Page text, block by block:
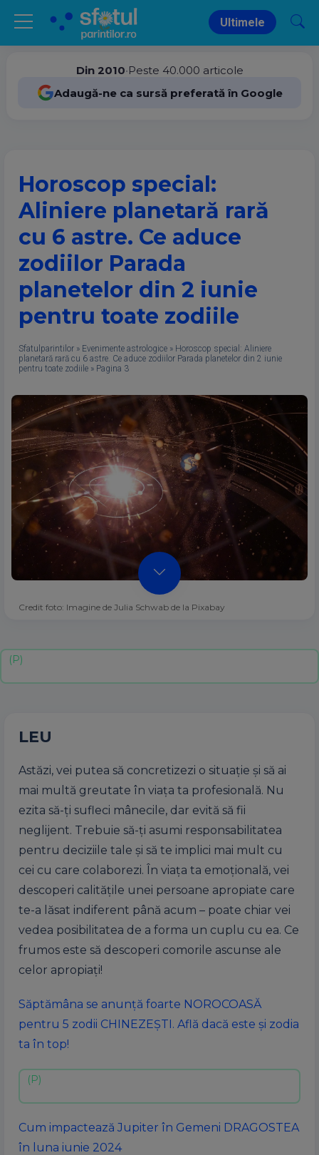
Ultimele
Din 2010•Peste 40.000 articole
Adaugă-ne ca sursă preferată în Google
Horoscop special:
Aliniere planetară rară
cu 6 astre. Ce aduce
zodiilor Parada
planetelor din 2 iunie
pentru toate zodiile
Sfatulparintilor » Evenimente astrologice » Horoscop special: Aliniere
planetară rară cu 6 astre. Ce aduce zodiilor Parada planetelor din 2 iunie
pentru toate zodiile » Pagina 3
Credit foto: Imagine de Julia Schwab de la Pixabay
LEU
Astăzi, vei putea să concretizezi o situație și să ai
mai multă greutate în viața ta profesională. Nu
ezita să-ți sufleci mânecile, dar evită să fii
neglijent. Trebuie să-ți asumi responsabilitatea
pentru deciziile tale și să te implici mai mult cu
cei cu care colaborezi. În viața ta emoțională, vei
descoperi calitățile unei persoane apropiate care
te-a lăsat indiferent până acum – poate chiar vei
vedea posibilitatea de a forma un cuplu cu ea. Ce
frumos este să descoperi comorile ascunse ale
celor apropiați!
Săptămâna se anunță foarte NOROCOASĂ
pentru 5 zodii CHINEZEȘTI. Află dacă este și zodia
ta în top!
Cum impactează Jupiter în Gemeni DRAGOSTEA
în luna iunie 2024